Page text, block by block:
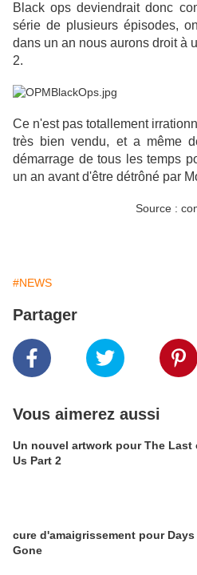
Black ops deviendrait donc
série de plusieurs épisodes,
dans un an nous aurons droit à
2.
Ce n'est pas totallement
très bien vendu, et a même
démarrage de tous les temps
un an avant d'être détrôné par
Source :
#NEWS
Partager
Vous aimerez aussi
Un nouvel artwork pour The Last
Us Part 2
cure d'amaigrissement pour Days
Gone